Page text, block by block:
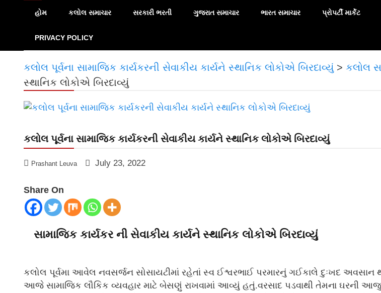
હોમ કલોલ સમાચાર સરકારી ભરતી ગુજરાત સમાચાર ભારત સમાચાર પ્રોપર્ટી માર્કેટ
PRIVACY POLICY
કલોલ પૂર્વના સામાજિક કાર્યકરની સેવાકીય કાર્યને સ્થાનિક લોકોએ બિરદાવ્યું > કલોલ
સ્થાનિક લોકોએ બિરદાવ્યું
કલોલ પૂર્વના સામાજિક કાર્યકરની સેવાકીય કાર્યને સ્થાનિક લોકોએ બિરદાવ્યું
Prashant Leuva July 23, 2022
Share On
સામાજિક કાર્યકર ની સેવાકીય કાર્યને સ્થાનિક લોકોએ બિરદાવ્યું
કલોલ પૂર્વમા આવેલ નવસર્જન સોસાયટીમાં રહેતાં સ્વ ઈશ્વરભાઈ પરમારનું ગઈકાલે દુઃખદ
આજે સામાજિક લૌકિક વ્યવહાર માટે બેસણું રાખવામાં આવ્યું હતું.વરસાદ પડવાથી તેમના ઘરની